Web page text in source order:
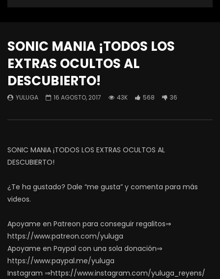
SONIC MANIA ¡TODOS LOS
EXTRAS OCULTOS AL
DESCUBIERTO!
YULUGA 16 AGOSTO, 2017 43K 568 36
SONIC MANIA ¡TODOS LOS EXTRAS OCULTOS AL
DESCUBIERTO!
¿Te ha gustado? Dale “me gusta” y comenta para más
videos.
Apoyame en Patreon para conseguir regalitos⇒
https://www.patreon.com/yuluga
Apoyame en Paypal con una sola donación⇒
https://www.paypal.me/yuluga
Instagram ⇒https://www.instagram.com/yuluga_reyens/